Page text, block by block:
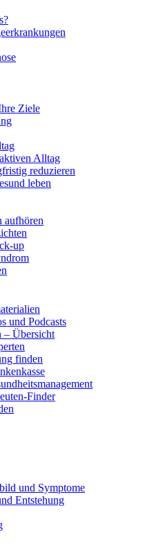
Ziele
Alltag
reduzieren
leben
aufhören
up
und Podcasts
– Übersicht
finden
Finder
und Symptome
Entstehung